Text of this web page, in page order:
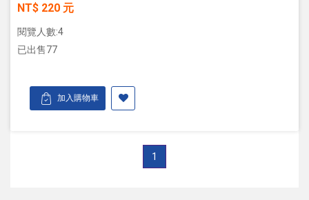
NT$ 220 元
閱覽人數:4
已出售77
加入購物車
1